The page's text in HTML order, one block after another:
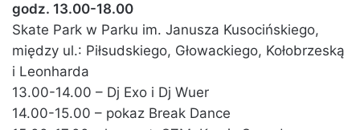
godz. 13.00-18.00
Skate Park w Parku im. Janusza Kusocińskiego,
między ul.: Piłsudskiego, Głowackiego, Kołobrzeską
i Leonharda
13.00-14.00 – Dj Exo i Dj Wuer
14.00-15.00 – pokaz Break Dance